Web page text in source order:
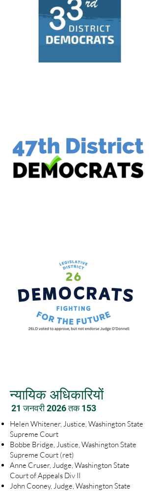
न्यायिक अधिकारियों
21 जनवरी 2026 तक 153
Helen Whitener, Justice, Washington State
Supreme Court
Bobbe Bridge, Justice, Washington State
Supreme Court (ret)
Anne Cruser, Judge, Washington State
Court of Appeals Div II
John Cooney, Judge, Washington State